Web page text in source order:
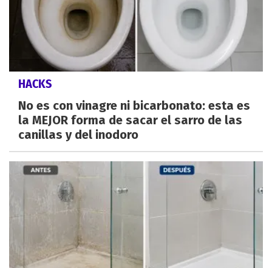
HACKS
No es con vinagre ni bicarbonato: esta es
la MEJOR forma de sacar el sarro de las
canillas y del inodoro